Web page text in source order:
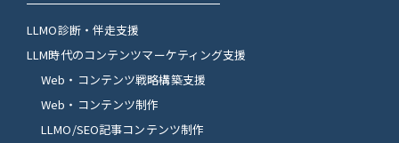
LLMO診断・伴走支援
LLM時代のコンテンツマーケティング支援
Web・コンテンツ戦略構築支援
Web・コンテンツ制作
LLMO/SEO記事コンテンツ制作